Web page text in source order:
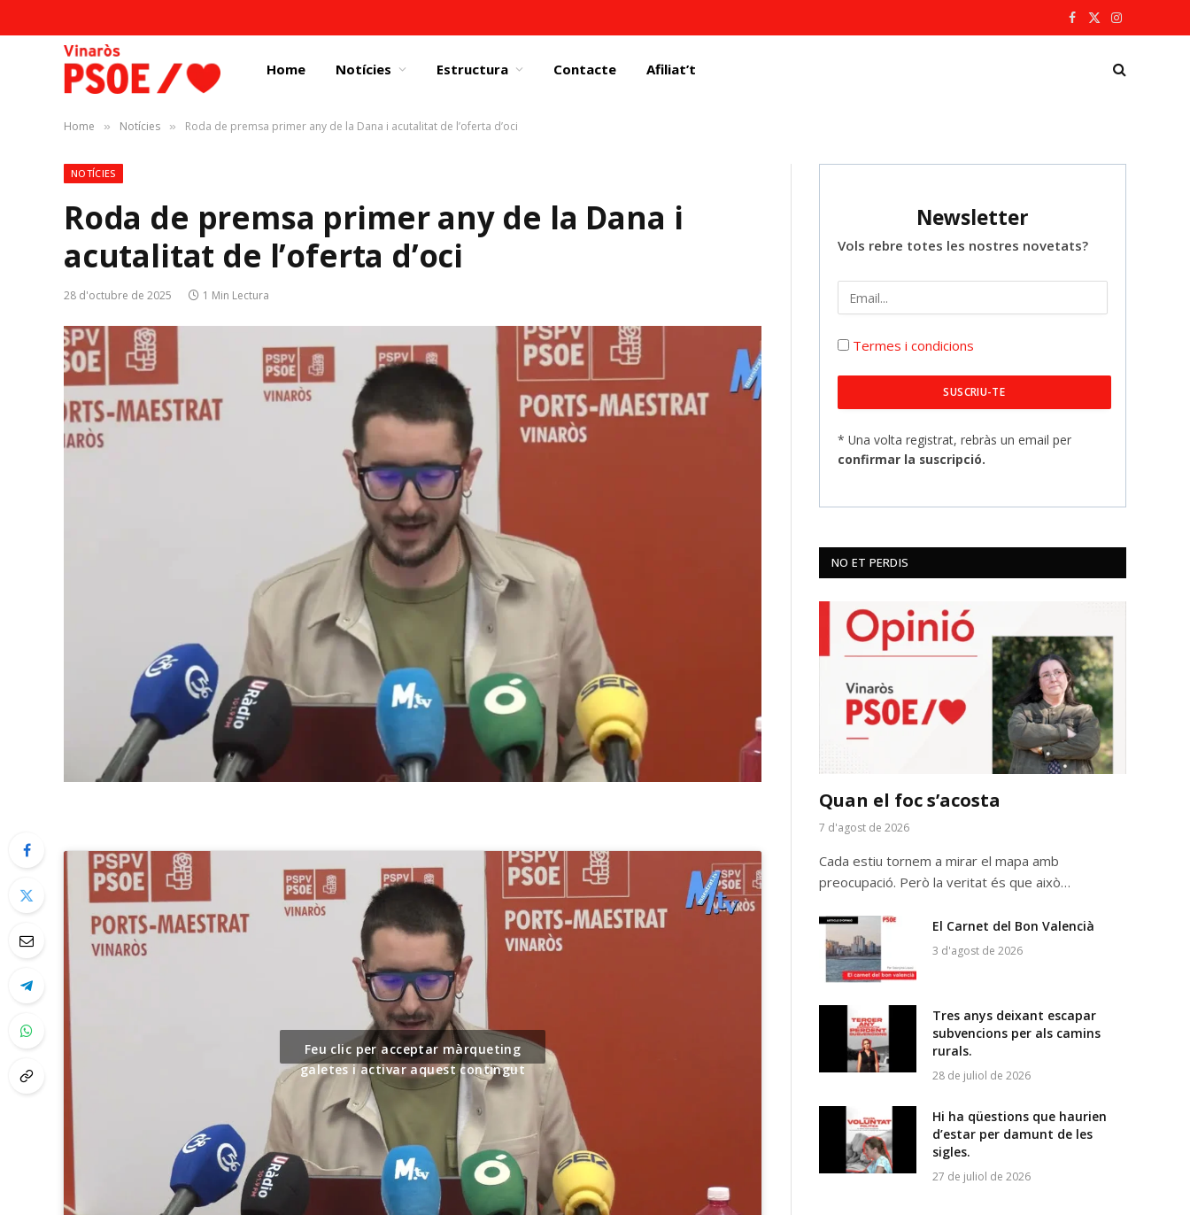
Facebook
X
Instagram
Home Notícies Estructura Contacte Afiliat’t
Home » Notícies » Roda de premsa primer any de la Dana i acutalitat de l’oferta d’oci
NOTÍCIES
Roda de premsa primer any de la Dana i
acutalitat de l’oferta d’oci
28 d'octubre de 2025 1 Min Lectura
Feu clic per acceptar màrqueting
galetes i activar aquest contingut
Newsletter
Vols rebre totes les nostres novetats?
Termes i condicions
* Una volta registrat, rebràs un email per
confirmar la suscripció.
NO ET PERDIS
Quan el foc s’acosta
7 d'agost de 2026
Cada estiu tornem a mirar el mapa amb
preocupació. Però la veritat és que això…
El Carnet del Bon Valencià
3 d'agost de 2026
Tres anys deixant escapar
subvencions per als camins
rurals.
28 de juliol de 2026
Hi ha qüestions que haurien
d’estar per damunt de les
sigles.
27 de juliol de 2026